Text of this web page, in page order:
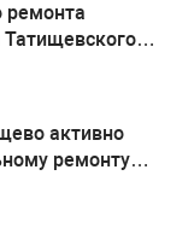
ремонта
Татищевского
активно
ремонту